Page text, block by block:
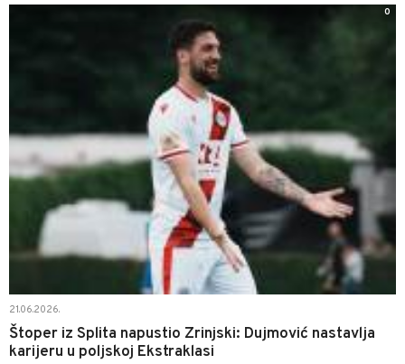
21.06.2026.
Štoper iz Splita napustio Zrinjski: Dujmović nastavlja
karijeru u poljskoj Ekstraklasi
0